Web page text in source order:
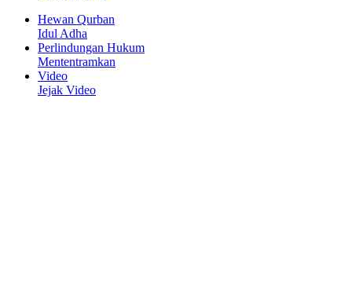
Hewan Qurban
Idul Adha
Perlindungan Hukum
Mententramkan
Video
Jejak Video